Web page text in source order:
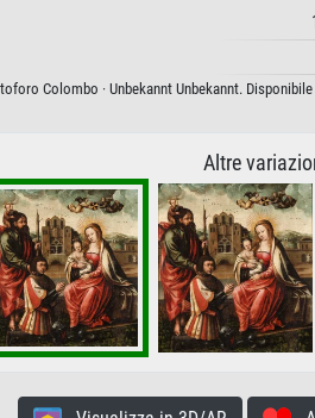
Colombo · Unbekannt Unbekannt.
Altre